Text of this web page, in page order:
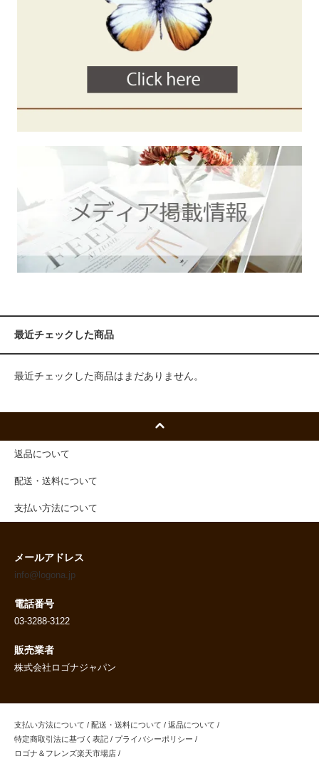
最近チェックした商品
最近チェックした商品はまだありません。
返品について
配送・送料について
支払い方法について
メールアドレス
info@logona.jp
電話番号
03-3288-3122
販売業者
株式会社ロゴナジャパン
支払い方法について / 配送・送料について / 返品について /
特定商取引法に基づく表記 / プライバシーポリシー /
ロゴナ＆フレンズ楽天市場店 /